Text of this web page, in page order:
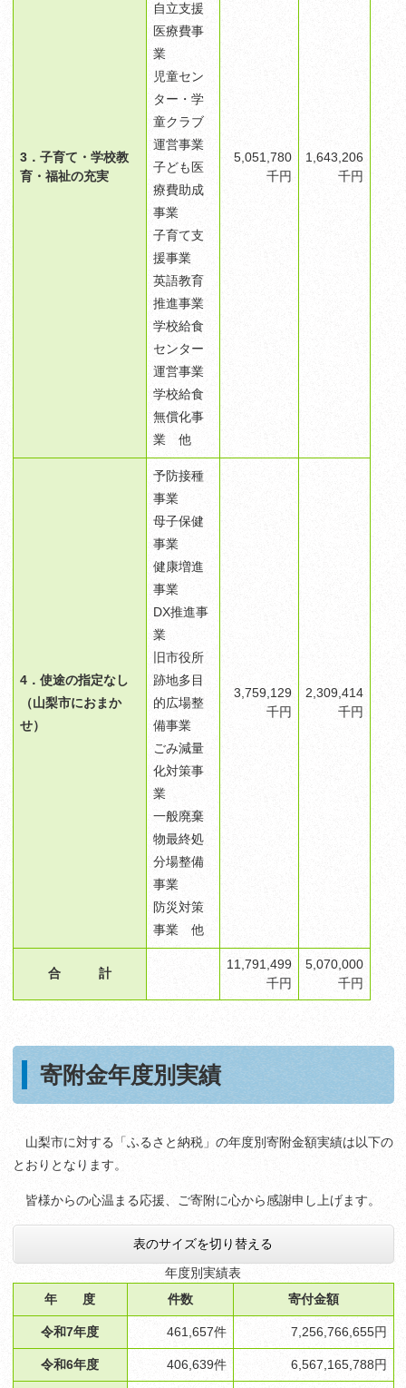
3．子育て・学校教
育・福祉の充実
自立支援
医療費事
業
児童セン
ター・学
童クラブ
運営事業
子ども医
療費助成
事業
子育て支
援事業
英語教育
推進事業
学校給食
センター
運営事業
学校給食
無償化事
業 他
5,051,780
千円
1,643,206
千円
4．使途の指定なし
（山梨市におまか
せ）
予防接種
事業
母子保健
事業
健康増進
事業
DX推進事
業
旧市役所
跡地多目
的広場整
備事業
ごみ減量
化対策事
業
一般廃棄
物最終処
分場整備
事業
防災対策
事業​ 他
3,759,129
千円
2,309,414
千円
合 計
11,791,499
千円
5,070,000
千円
寄附金年度別実績
山梨市に対する「ふるさと納税」の年度別寄附金額実績は以下の
とおりとなります。
皆様からの心温まる応援、ご寄附に心から感謝申し上げます。
表のサイズを切り替える
年度別実績表
年 度
件数 寄付金額
令和7年度 461,657件 7,256,766,655円
令和6年度 406,639件 6,567,165,788円